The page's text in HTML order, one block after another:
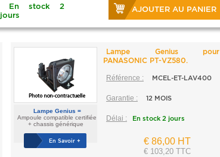
En stock 2
jours
AJOUTER AU PANIER
Lampe Genius =
Ampoule compatible certifiée
+ chassis générique
En Savoir +
Lampe Genius pour
PANASONIC PT-VZ580.
Référence : MCEL-ET-LAV400
Garantie : 12 MOIS
Délai : En stock 2 jours
€ 86,00 HT
€ 103,20 TTC